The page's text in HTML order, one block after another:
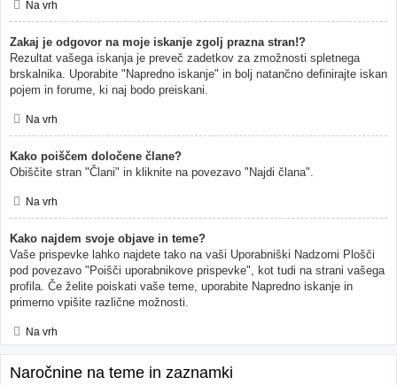
Na vrh
Zakaj je odgovor na moje iskanje zgolj prazna stran!?
Rezultat vašega iskanja je preveč zadetkov za zmožnosti spletnega
brskalnika. Uporabite "Napredno iskanje" in bolj natančno definirajte iskan
pojem in forume, ki naj bodo preiskani.
Na vrh
Kako poiščem določene člane?
Obiščite stran "Člani" in kliknite na povezavo "Najdi člana".
Na vrh
Kako najdem svoje objave in teme?
Vaše prispevke lahko najdete tako na vaši Uporabniški Nadzorni Plošči
pod povezavo "Poišči uporabnikove prispevke", kot tudi na strani vašega
profila. Če želite poiskati vaše teme, uporabite Napredno iskanje in
primerno vpišite različne možnosti.
Na vrh
Naročnine na teme in zaznamki